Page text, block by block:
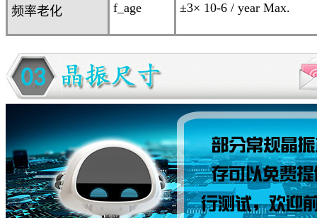
频率老化 f_age ±3× 10-6 / year Max.